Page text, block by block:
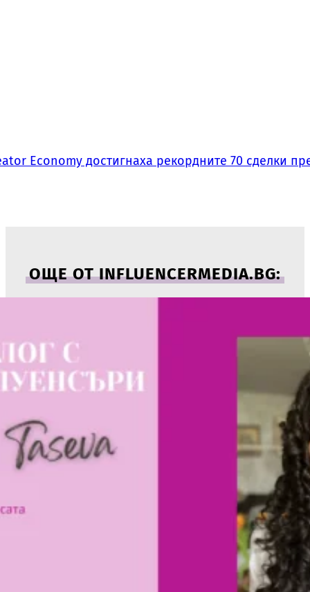
Economy достигнаха рекордните 70 сделки
ОЩЕ ОТ INFLUENCERMEDIA.BG: